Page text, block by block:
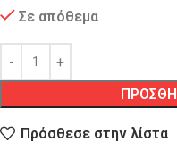
Σε απόθεμα
Πρόσθεσε στην λίστα